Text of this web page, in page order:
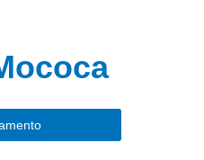
Asa
Longo